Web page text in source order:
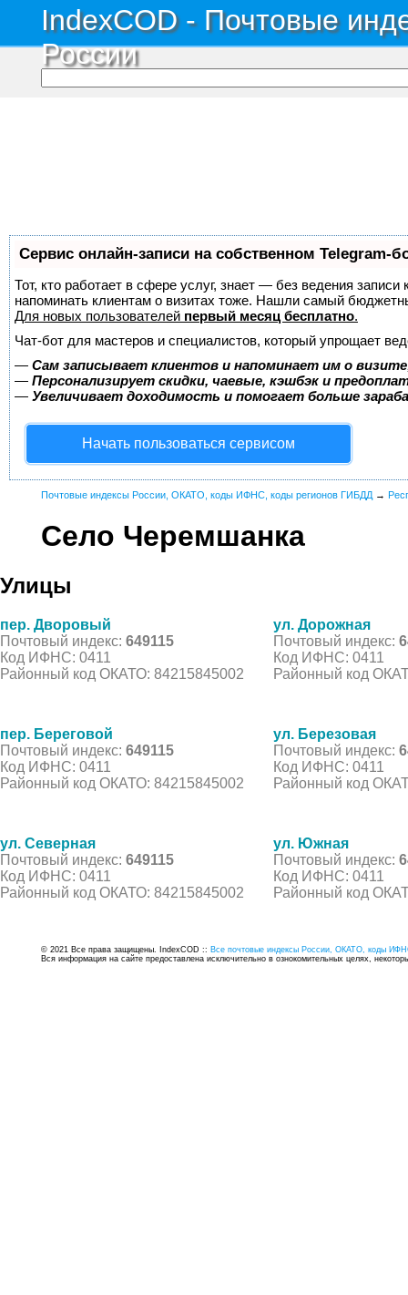
IndexCOD - Почтовые
России
Сервис онлайн-записи на собственном Telegram-
Тот, кто работает в сфере услуг, знает — без ведения
напоминать клиентам о визитах тоже. Нашли самый
Для новых пользователей первый месяц бесплатно.
Чат-бот для мастеров и специалистов, который упрощает
— Сам записывает клиентов и напоминает им о
— Персонализирует скидки, чаевые, кэшбэк и
— Увеличивает доходимость и помогает больше
Начать пользоваться сервисом
Почтовые индексы России, ОКАТО, коды ИФНС, коды регионов ГИБДД →
Село Черемшанка
Улицы
пер. Дворовый
Почтовый индекс: 649115
Код ИФНС: 0411
Районный код ОКАТО: 84215845002
ул. Дорожная
Почтовый индекс:
Код ИФНС: 0411
Районный код
пер. Береговой
Почтовый индекс: 649115
Код ИФНС: 0411
Районный код ОКАТО: 84215845002
ул. Березовая
Почтовый индекс:
Код ИФНС: 0411
Районный код
ул. Северная
Почтовый индекс: 649115
Код ИФНС: 0411
Районный код ОКАТО: 84215845002
ул. Южная
Почтовый индекс:
Код ИФНС: 0411
Районный код
© 2021 Все права защищены. IndexCOD :: Все почтовые индексы России, ОКАТО, коды
Вся информация на сайте предоставлена исключительно в ознокомительных целях,